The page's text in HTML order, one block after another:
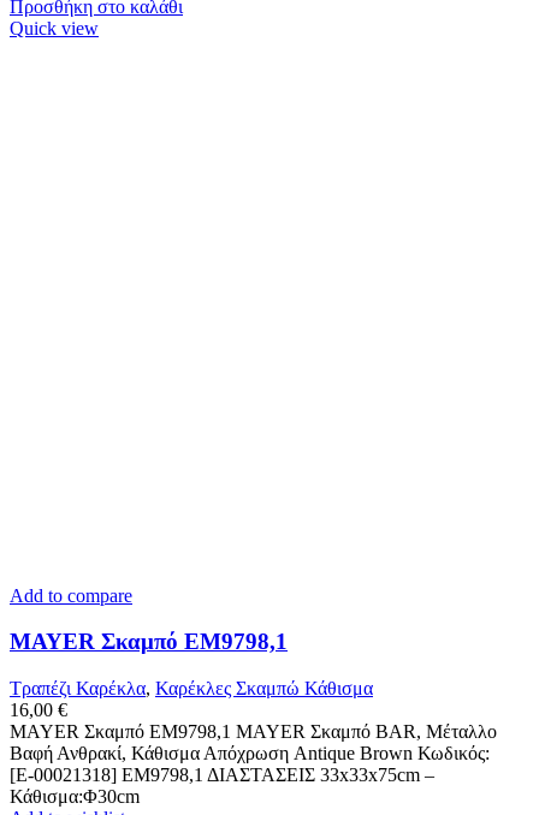
Προσθήκη στο καλάθι
Quick view
Add to compare
MAYER Σκαμπό ΕΜ9798,1
Τραπέζι Καρέκλα, Καρέκλες Σκαμπώ Κάθισμα
16,00 €
MAYER Σκαμπό ΕΜ9798,1 MAYER Σκαμπό BAR, Μέταλλο
Βαφή Ανθρακί, Κάθισμα Απόχρωση Antique Brown Κωδικός:
[Ε-00021318] ΕΜ9798,1 ΔΙΑΣΤΑΣΕΙΣ 33x33x75cm –
Κάθισμα:Φ30cm